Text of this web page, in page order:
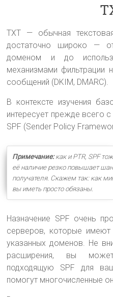
TXT — обычная
достаточно широко —
доменом и до
механизмами фильтрации
сообщений (DKIM, DMARC).
В контексте изучения
интересует прежде всего
SPF (Sender Policy
Примечание:как и PTR, SPF
её наличие резко повышает
получателя. Скажем так: как
вы иметь просто обязаны.
Назначение SPF очень
серверов, которые имеют
указанных доменов. Не
расширения, вы
подходящую SPF для
помогут многочисленные